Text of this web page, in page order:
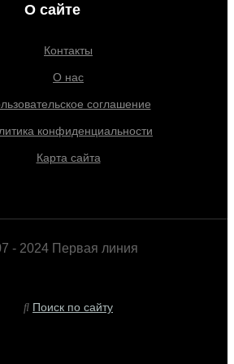
О сайте
Контакты
О нас
соглашение
конфиденциальности
Карта сайта
- 2024 Первая линия
Поиск по сайту